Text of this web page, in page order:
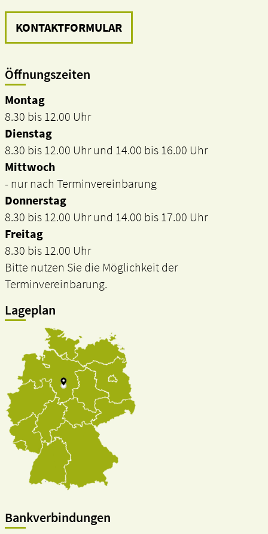
KONTAKTFORMULAR
Öffnungszeiten
Montag
8.30 bis 12.00 Uhr
Dienstag
8.30 bis 12.00 Uhr und 14.00 bis 16.00 Uhr
Mittwoch
- nur nach Terminvereinbarung
Donnerstag
8.30 bis 12.00 Uhr und 14.00 bis 17.00 Uhr
Freitag
8.30 bis 12.00 Uhr
Bitte nutzen Sie die Möglichkeit der
Terminvereinbarung.
Lageplan
Bankverbindungen